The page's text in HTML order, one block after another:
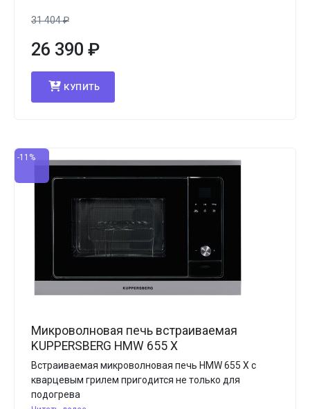
31 404₽
26 390 ₽
КУПИТЬ
-11%
Микроволновая печь встраиваемая
KUPPERSBERG HMW 655 X
Встраиваемая микроволновая печь HMW 655 X с
кварцевым грилем пригодится не только для
подогрева